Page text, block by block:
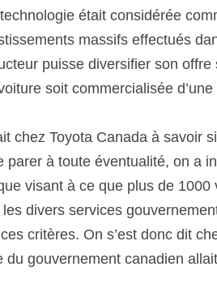
était considérée
massifs effectués
puisse diversifier son
soit commercialisée
chez Toyota Canada à savoir
parer à toute éventualité, on a
visant à ce que plus de
divers services
critères. On s’est donc dit
du gouvernement canadien